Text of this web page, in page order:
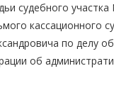
судебного
кассационного
по делу
об